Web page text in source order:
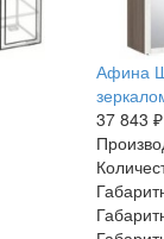
Афина
37 843 ₽